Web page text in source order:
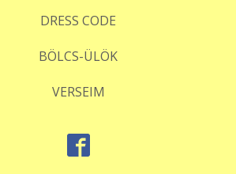
DRESS CODE
BÖLCS-ÜLÖK
VERSEIM